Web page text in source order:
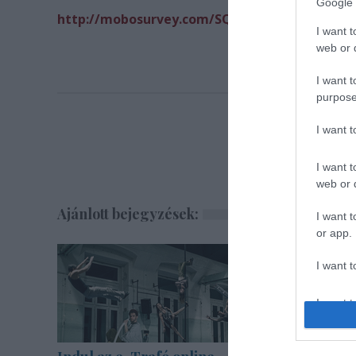
Google
I want
web or
I want
I want
I want
web or
I want
or app.
I want
I want
http://mobosurvey.com/SQPSU/
Ajánlott bejegyzések: